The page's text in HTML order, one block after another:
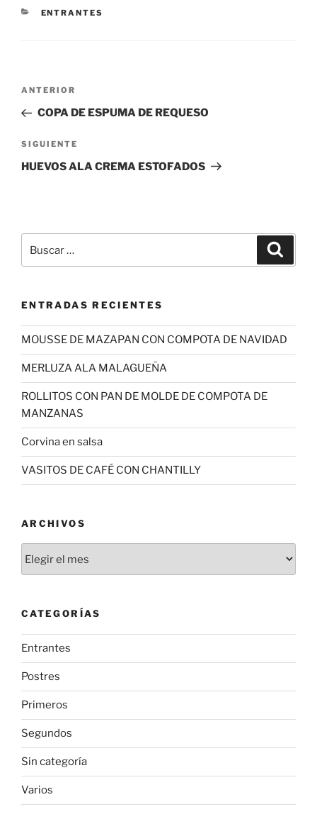
CATEGORÍAS
ENTRANTES
Navegación
entradas
Entrada
anterior:
ANTERIOR
COPA DE ESPUMA DE REQUESO
Siguiente
entrada
SIGUIENTE
HUEVOS ALA CREMA ESTOFADOS
por:
ENTRADAS RECIENTES
MOUSSE DE MAZAPAN CON COMPOTA DE NAVIDAD
MERLUZA ALA MALAGUEÑA
ROLLITOS CON PAN DE MOLDE DE COMPOTA DE
MANZANAS
Corvina en salsa
VASITOS DE CAFÉ CON CHANTILLY
ARCHIVOS
CATEGORÍAS
Entrantes
Postres
Primeros
Segundos
Sin categoría
Varios